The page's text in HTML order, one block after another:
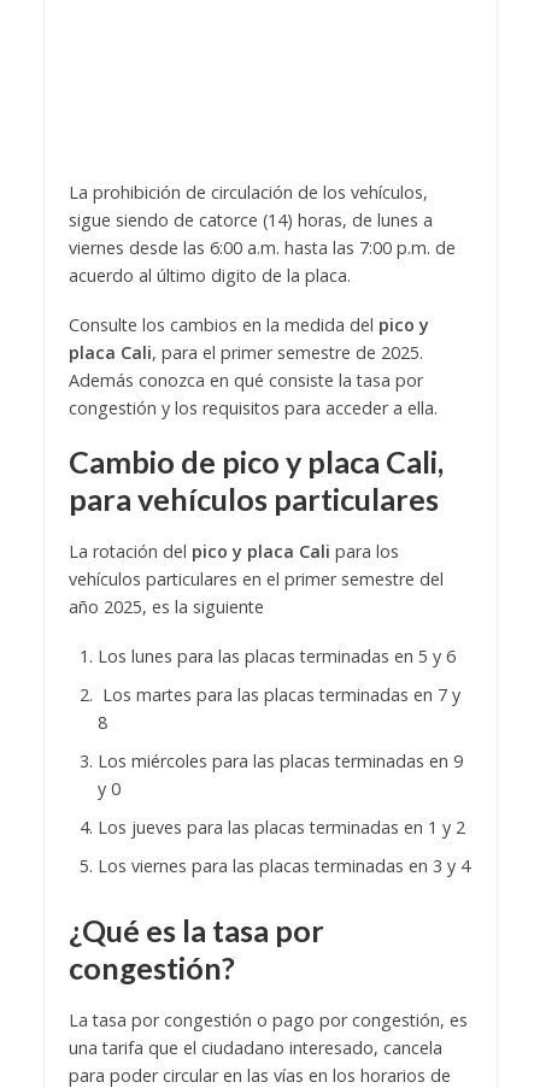
La prohibición de circulación de los vehículos,
sigue siendo de catorce (14) horas, de lunes a
viernes desde las 6:00 a.m. hasta las 7:00 p.m. de
acuerdo al último digito de la placa.
Consulte los cambios en la medida del pico y
placa Cali, para el primer semestre de 2025.
Además conozca en qué consiste la tasa por
congestión y los requisitos para acceder a ella.
Cambio de pico y placa Cali,
para vehículos particulares
La rotación del pico y placa Cali para los
vehículos particulares en el primer semestre del
año 2025, es la siguiente
Los lunes para las placas terminadas en 5 y 6
Los martes para las placas terminadas en 7 y
8
Los miércoles para las placas terminadas en 9
y 0
Los jueves para las placas terminadas en 1 y 2
Los viernes para las placas terminadas en 3 y 4
¿Qué es la tasa por
congestión?
La tasa por congestión o pago por congestión, es
una tarifa que el ciudadano interesado, cancela
para poder circular en las vías en los horarios de